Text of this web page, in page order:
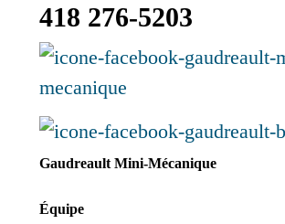
418 276-5203
Gaudreault Mini-Mécanique
Équipe